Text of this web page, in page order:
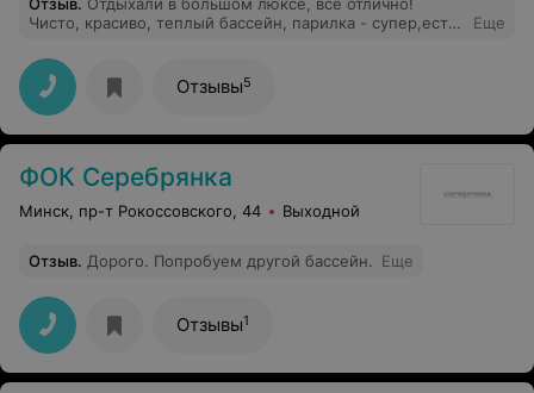
Чисто, красиво, теплый бассейн, парилка - супер,есть
обязательно!!!!
Еще
Отзывы5
ФОК Серебрянка
Минск, пр-т Рокоссовского, 44 Выходной
Отзыв. Дорого. Попробуем другой бассейн. Еще
Отзывы1